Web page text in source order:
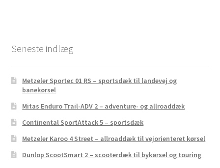
Seneste indlæg
Metzeler Sportec 01 RS – sportsdæk til landevej og
banekørsel
Mitas Enduro Trail-ADV 2 – adventure- og allroaddæk
Continental SportAttack 5 – sportsdæk
Metzeler Karoo 4 Street – allroaddæk til vejorienteret kørsel
Dunlop ScootSmart 2 – scooterdæk til bykørsel og touring